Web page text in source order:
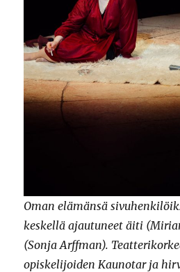
Oman elämänsä
keskellä ajautuneet äiti
(Sonja Arffman).
opiskelijoiden Kaunotar ja